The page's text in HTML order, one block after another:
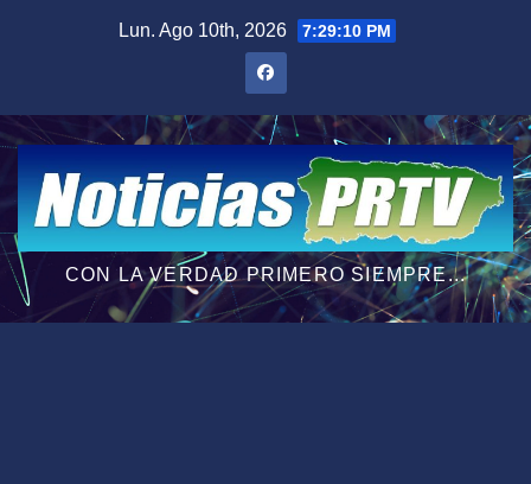
Lun. Ago 10th, 2026 7:29:11 PM
CON LA VERDAD PRIMERO SIEMPRE...